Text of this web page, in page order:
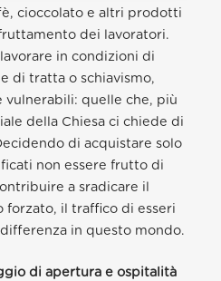
cioccolato e altri prodotti
dei lavoratori.
in condizioni di
di tratta o schiavismo,
vulnerabili: quelle che, più
della Chiesa ci chiede di
di acquistare solo
non essere frutto di
a sradicare il
forzato, il traffico di esseri
in questo mondo.
di apertura e ospitalità